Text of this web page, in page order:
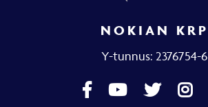
NOKIAN KRP
Y-tunnus: 2376754-6